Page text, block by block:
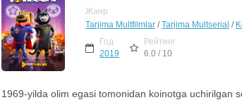
Жанр
Tarjima Multfilmlar /Tarjima Multserial /
Год
2019
Рейтинг
6.0 / 10
1969-yilda olim egasi tomonidan koinotga uchirilgan